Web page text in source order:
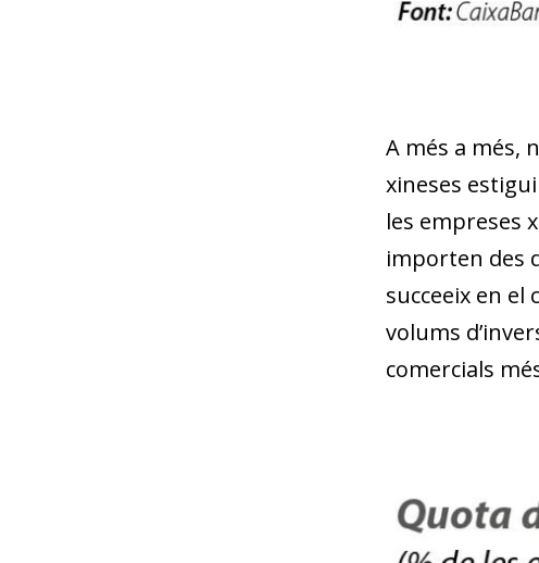
A més a més,
xineses
les empreses
importen des
succeeix en el
volums
comercials